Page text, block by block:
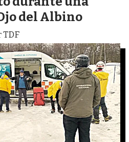
del Albino
TDF